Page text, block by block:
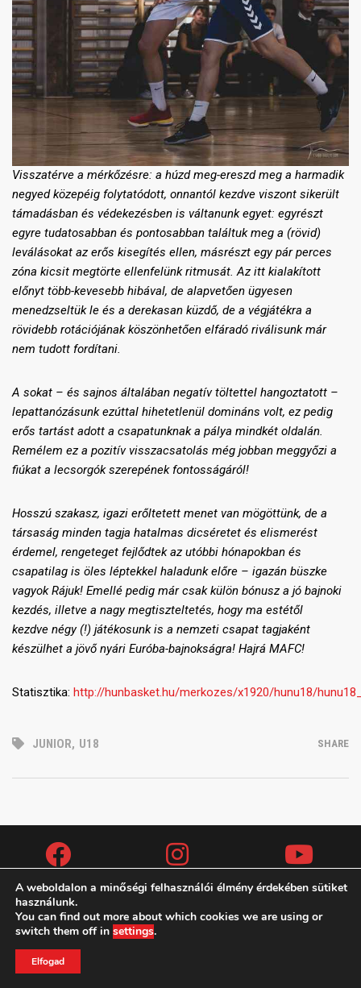
Visszatérve a mérkőzésre: a húzd meg-ereszd meg a harmadik
negyed közepéig folytatódott, onnantól kezdve viszont sikerült
támadásban és védekezésben is váltanunk egyet: egyrészt
egyre tudatosabban és pontosabban találtuk meg a (rövid)
leválásokat az erős kisegítés ellen, másrészt egy pár perces
zóna kicsit megtörte ellenfelünk ritmusát. Az itt kialakított
előnyt több-kevesebb hibával, de alapvetően ügyesen
menedzseltük le és a derekasan küzdő, de a végjátékra a
rövidebb rotációjának köszönhetően elfáradó riválisunk már
nem tudott fordítani.
A sokat – és sajnos általában negatív töltettel hangoztatott –
lepattanózásunk ezúttal hihetetlenül domináns volt, ez pedig
erős tartást adott a csapatunknak a pálya mindkét oldalán.
Remélem ez a pozitív visszacsatolás még jobban meggyőzi a
fiúkat a lecsorgók szerepének fontosságáról!
Hosszú szakasz, igazi erőltetett menet van mögöttünk, de a
társaság minden tagja hatalmas dicséretet és elismerést
érdemel, rengeteget fejlődtek az utóbbi hónapokban és
csapatilag is öles léptekkel haladunk előre – igazán büszke
vagyok Rájuk! Emellé pedig már csak külön bónusz a jó bajnoki
kezdés, illetve a nagy megtiszteltetés, hogyma estétől
kezdve négy (!) játékosunk is a nemzeti csapat tagjaként
készülhet a jövő nyári Euróba-bajnokságra! Hajrá MAFC!
Statisztika: http://hunbasket.hu/merkozes/x1920/hunu18/
JUNIOR, U18 SHARE
Copyright (c) 2019 MAFC
ADATVÉDELMI IRÁNYELVEK
A weboldalon a minőségi felhasználói élmény érdekében sütiket
használunk.
You can find out more about which cookies we are using or
switch them off in settings.
Elfogad